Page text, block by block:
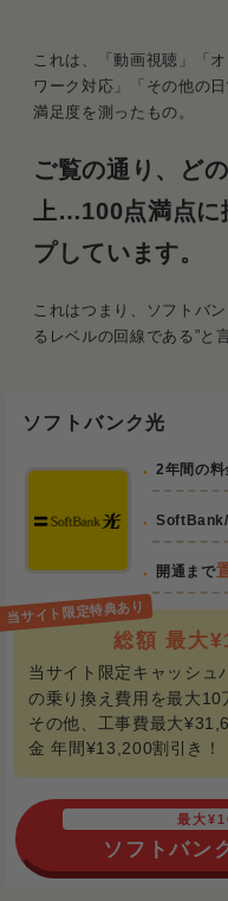
これは、「動画視聴」「
ワーク対応」「その他の
満足度を測ったもの。
ご覧の通り、ど
上…100点満点
プしています。
これはつまり、ソフトバ
るレベルの回線である”と
ソフトバンク光
2年間の料
開通まで
総額 最大
当サイト限定キャッシュ
の乗り換え費用を最大10
その他、工事費最大
金 年間¥13,200割引き！
最大
ソフトバン